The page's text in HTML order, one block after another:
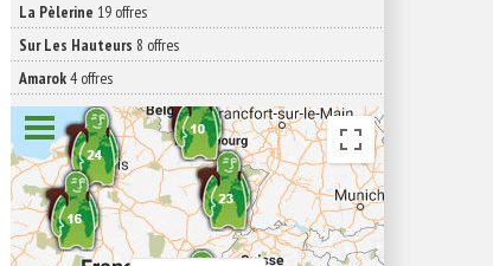
La Pèlerine 19 offres
Sur Les Hauteurs 8 offres
Amarok4 offres